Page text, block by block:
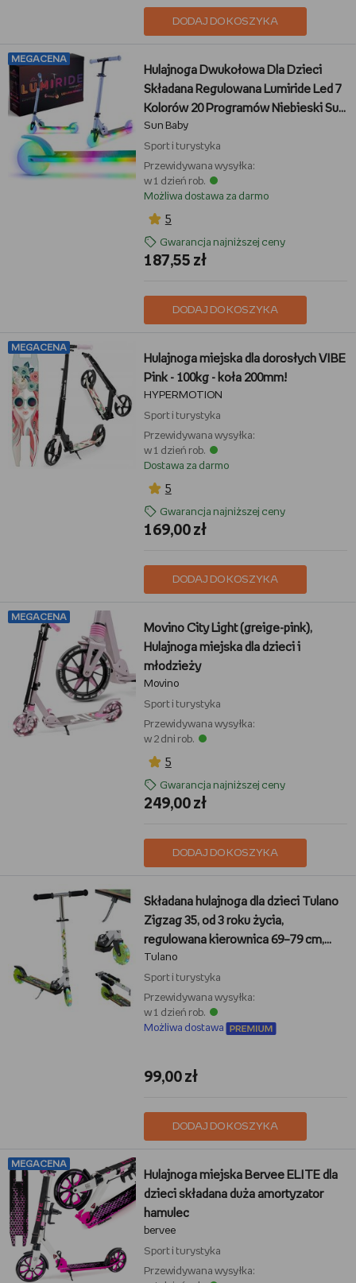
DODAJ DO KOSZYKA
MEGACENA
Hulajnoga Dwukołowa Dla Dzieci
Składana Regulowana Lumiride Led 7
Kolorów 20 Programów Niebieski Sun
Baby
Sun Baby
Sport i turystyka
Przewidywana wysyłka:
w 1 dzień rob.
Możliwa dostawa za darmo
5
Gwarancja najniższej ceny
187,55 zł
DODAJ DO KOSZYKA
MEGACENA
Hulajnoga miejska dla dorosłych VIBE
Pink - 100kg - koła 200mm!
HYPERMOTION
Sport i turystyka
Przewidywana wysyłka:
w 1 dzień rob.
Dostawa za darmo
5
Gwarancja najniższej ceny
169,00 zł
DODAJ DO KOSZYKA
MEGACENA
Movino City Light (greige-pink),
Hulajnoga miejska dla dzieci i
młodzieży
Movino
Sport i turystyka
Przewidywana wysyłka:
w 2 dni rob.
5
Gwarancja najniższej ceny
249,00 zł
DODAJ DO KOSZYKA
Składana hulajnoga dla dzieci Tulano
Zigzag 35, od 3 roku życia,
regulowana kierownica 69–79 cm,
świecące kółka LED, łożyska ABEC-
7, antypoślizgowy podest, hamulec
nożny, do 50 kg, Zielona
Tulano
Sport i turystyka
Przewidywana wysyłka:
w 1 dzień rob.
Możliwa dostawa
99,00 zł
DODAJ DO KOSZYKA
MEGACENA
Hulajnoga miejska Bervee ELITE dla
dzieci składana duża amortyzator
hamulec
bervee
Sport i turystyka
Przewidywana wysyłka: